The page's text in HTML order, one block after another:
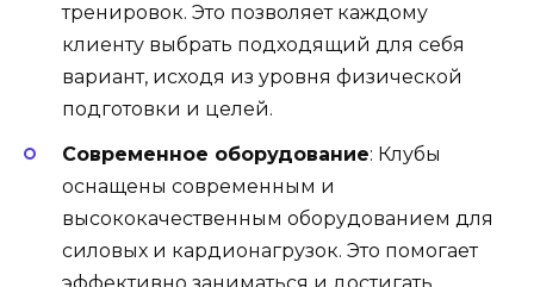
тренировок. Это позволяет каждому
клиенту выбрать подходящий для себя
вариант, исходя из уровня физической
подготовки и целей.
Современное оборудование: Клубы
оснащены современным и
высококачественным оборудованием для
силовых и кардионагрузок. Это помогает